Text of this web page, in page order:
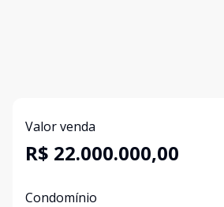
Valor venda
R$ 22.000.000,00
Condomínio